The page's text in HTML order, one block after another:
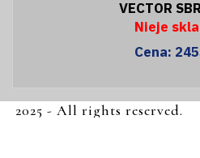
VECTOR
Nieje
Cena:
2025 - All rights